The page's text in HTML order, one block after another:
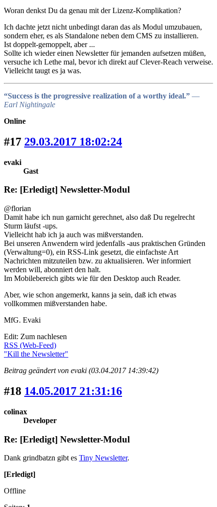
Woran denkst Du da genau mit der Lizenz-Komplikation?
Ich dachte jetzt nicht unbedingt daran das als Modul umzubauen,
sondern eher, es als Standalone neben dem CMS zu installieren.
Ist doppelt-gemoppelt, aber ...
Sollte ich wieder einen Newsletter für jemanden aufsetzen müßen,
versuche ich Lethe mal, bevor ich direkt auf Clever-Reach verweise.
Vielleicht taugt es ja was.
“Success is the progressive realization of a worthy ideal.” ―
Earl Nightingale
Online
#17 29.03.2017 18:02:24
evaki
Gast
Re: [Erledigt] Newsletter-Modul
@florian
Damit habe ich nun garnicht gerechnet, also daß Du regelrecht
Sturm läufst -ups.
Vielleicht hab ich ja auch was mißverstanden.
Bei unseren Anwendern wird jedenfalls -aus praktischen Gründen
(Verwaltung=0), ein RSS-Link gesetzt, die einfachste Art
Nachrichten mitzuteilen bzw. zu aktualisieren. Wer informiert
werden will, abonniert den halt.
Im Mobilebereich gibts wie für den Desktop auch Reader.
Aber, wie schon angemerkt, kanns ja sein, daß ich etwas
vollkommen mißverstanden habe.
MfG. Evaki
Edit: Zum nachlesen
RSS (Web-Feed)
"Kill the Newsletter"
Beitrag geändert von evaki (03.04.2017 14:39:42)
#18 14.05.2017 21:31:16
colinax
Developer
Re: [Erledigt] Newsletter-Modul
Dank grindbatzn gibt es Tiny Newsletter.
[Erledigt]
Offline